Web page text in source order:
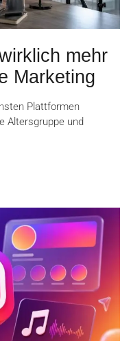
mehr
Marketing
Plattformen
Altersgruppe und